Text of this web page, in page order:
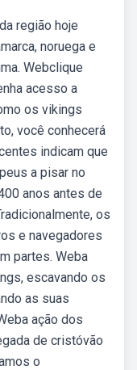
região hoje
noruega e
Webclique
acesso a
os vikings
você conhecerá
indicam que
a pisar no
anos antes de
os
e navegadores
partes. Weba
escavando os
as suas
ação dos
de cristóvão
o